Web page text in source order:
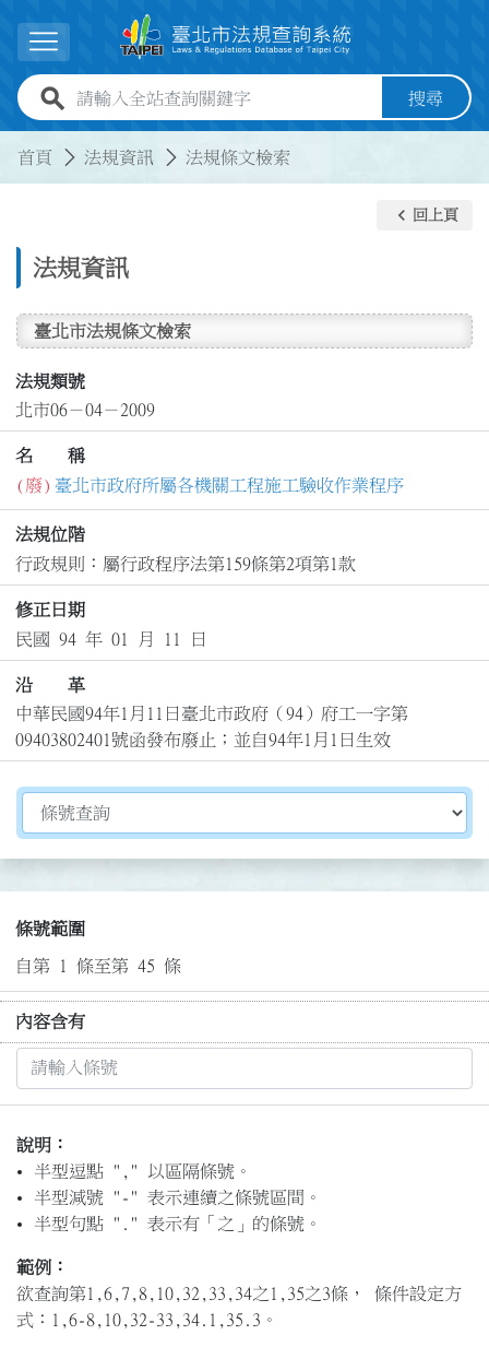
展開選單
全站查詢關鍵字欄位 搜尋
首頁 法規資訊 法規條文檢索
法規資訊
keyboard_arrow_left 回上頁
臺北市法規條文檢索
法規類號
北市06－04－2009
名 稱
(廢) 臺北市政府所屬各機關工程施工驗收作業程序
法規位階
行政規則：屬行政程序法第159條第2項第1款
修正日期
民國 94 年 01 月 11 日
沿 革
中華民國94年1月11日臺北市政府（94）府工一字第
09403802401號函發布廢止；並自94年1月1日生效
切換選擇法規資訊內容
條號範圍
自第 1 條至第 45 條
內容含有
說明：
半型逗點 "," 以區隔條號。
半型減號 "-" 表示連續之條號區間。
半型句點 "." 表示有「之」的條號。
範例：
欲查詢第1,6,7,8,10,32,33,34之1,35之3條， 條件設定方
式：1,6-8,10,32-33,34.1,35.3。